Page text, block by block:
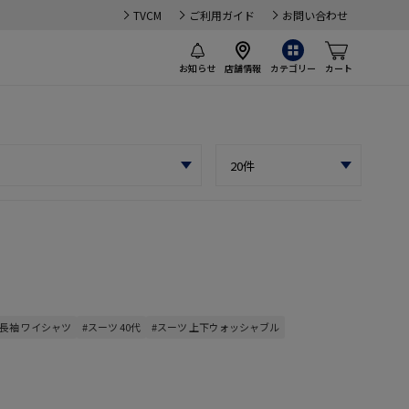
TVCM ご利用ガイド お問い合わせ
お知らせ 店舗情報 カテゴリー カート
袖 ワイシャツ #スーツ 40代 #スーツ 上下ウォッシャブル